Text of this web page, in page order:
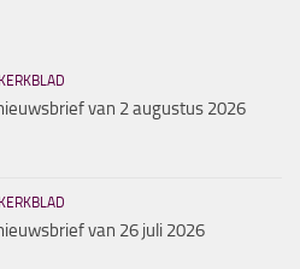
van 2 augustus 2026
van 26 juli 2026